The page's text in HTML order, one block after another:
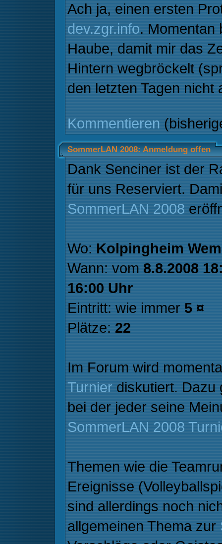
Ach ja, einen ersten
dev.zgr.info. Momentan
Haube, damit mir das
Hintern wegbröckelt
den letzten Tagen nicht
Kommentieren
SommerLAN 2008: Anmeldung offen
Dank Senciner ist der
für uns Reserviert.
SommerLAN 2008
Wo: Kolpingheim
Wann: vom 8.8.2008
16:00 Uhr
Eintritt: wie immer 5 ¤
Plätze: 22
Im Forum wird
Turnier diskutiert. Dazu
bei der jeder seine
SommerLAN 2008
Themen wie die
Ereignisse
sind allerdings noch
allgemeinen Thema zur